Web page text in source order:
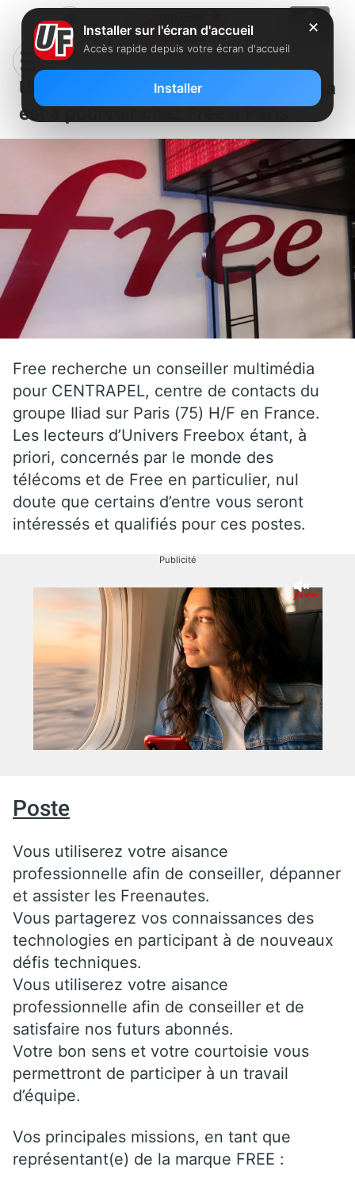
Un poste de conseiller multimédia
est à pourvoir chez Free à Paris
Free recherche un conseiller multimédia
pour CENTRAPEL, centre de contacts du
groupe Iliad sur Paris (75) H/F en France.
Les lecteurs d’Univers Freebox étant, à
priori, concernés par le monde des
télécoms et de Free en particulier, nul
doute que certains d’entre vous seront
intéressés et qualifiés pour ces postes.
Publicité
Poste
Vous utiliserez votre aisance
professionnelle afin de conseiller, dépanner
et assister les Freenautes.
Vous partagerez vos connaissances des
technologies en participant à de nouveaux
défis techniques.
Vous utiliserez votre aisance
professionnelle afin de conseiller et de
satisfaire nos futurs abonnés.
Votre bon sens et votre courtoisie vous
permettront de participer à un travail
d’équipe.
Vos principales missions, en tant que
représentant(e) de la marque FREE :
✕
Installer sur l'écran d'accueil
Accès rapide depuis votre écran d'accueil
Installer